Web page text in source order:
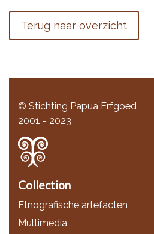
Terug naar overzicht
© Stichting Papua Erfgoed
2001 - 2023
Collection
Etnografische artefacten
Multimedia